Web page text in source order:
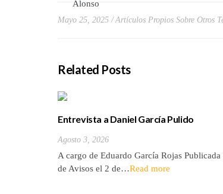
Mayo 25, 2025 Artículos Propios Sobre Otros
Related Posts
Entrevista a Daniel García Pulido
Agosto 3, 2026
A cargo de Eduardo García Rojas
de Avisos el 2 de…Read more